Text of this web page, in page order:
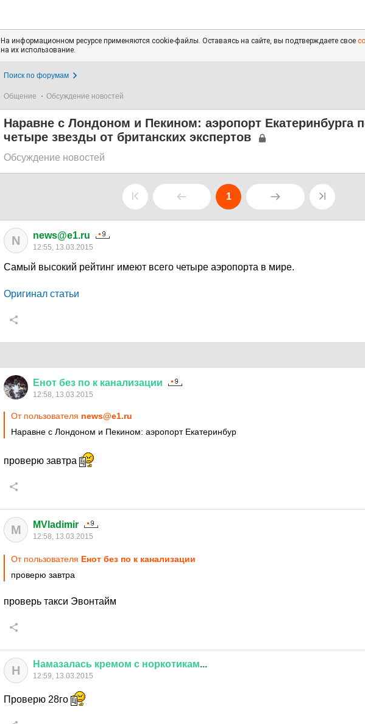
На информационном ресурсе применяются cookie-файлы. Оставаясь на сайте, вы подтверждаете свое
на их использование.
Поиск по форумам
Общение Обсуждение новостей
Наравне с Лондоном и Пекином: аэропорт Екатеринбурга
четыре звезды от британских экспертов
Обсуждение новостей
1
N news@e1.ru
12:55, 13.03.2015
Самый высокий рейтинг имеют всего четыре аэропорта в мире.
Оригинал статьи
Енот без по к канализации
12:58, 13.03.2015
От пользователя news@e1.ru
Наравне с Лондоном и Пекином: аэропорт Екатеринбур
проверю завтра
M MVladimir
12:58, 13.03.2015
От пользователя Енот без по к канализации
проверю завтра
проверь такси Эвонтайм
Н Намазалась кремом с норкотикам...
12:59, 13.03.2015
Проверю 28го